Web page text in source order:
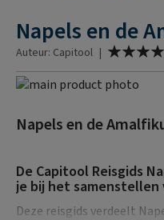
Napels en de
Auteur: Capitool | Waardering:
% of
Ga
het
einde
de
afbeeldingen-
gallerij
naar
van
de
afbeeldingen-
Napels en de
De Capitool Reisgids
je bij het
Deze reisgids verdeelt